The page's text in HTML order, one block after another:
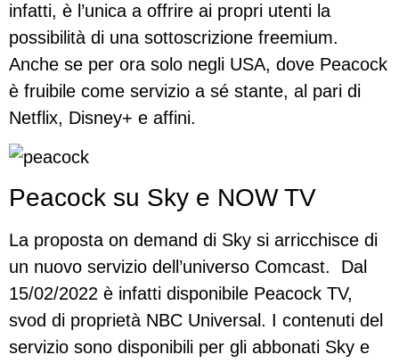
infatti, è l’unica a offrire ai propri utenti la
possibilità di una sottoscrizione freemium.
Anche se per ora solo negli USA, dove Peacock
è fruibile come servizio a sé stante, al pari di
Netflix, Disney+ e affini.
Peacock su Sky e NOW TV
La proposta on demand di Sky si arricchisce di
un nuovo servizio dell’universo Comcast. Dal
15/02/2022 è infatti disponibile Peacock TV,
svod di proprietà NBC Universal. I contenuti del
servizio sono disponibili per gli abbonati Sky e